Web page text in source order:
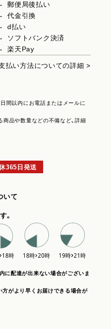
郵便局後払い
代金引換
d払い
ソフトバンク決済
楽天Pay
払い方法についての詳細 >
間以内にお電話またはメールに
商品や数量などの不備など、詳細
365日発送
いて
。
に配達が出来ない場合がございま
がより早くお届けできる場合が